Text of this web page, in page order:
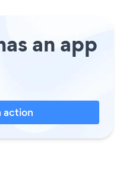
an app
action